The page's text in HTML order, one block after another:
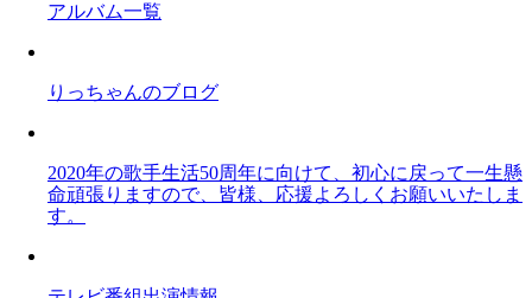
アルバム一覧
りっちゃんのブログ
2020年の歌手生活50周年に向けて、初心に戻って一生懸
命頑張りますので、皆様、応援よろしくお願いいたしま
す。